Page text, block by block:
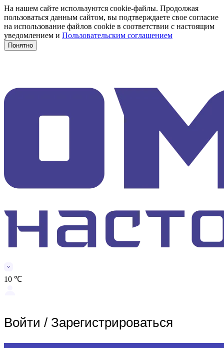
На нашем сайте используются cookie-файлы. Продолжая
пользоваться данным сайтом, вы подтверждаете свое согласие
на использование файлов cookie в соответствии с настоящим
уведомлением и Пользовательским соглашением
Понятно
10 ℃
Войти / Зарегистрироваться